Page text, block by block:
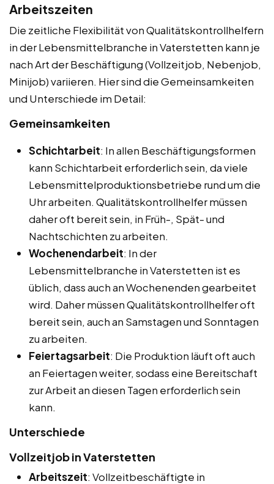
Arbeitszeiten
Die zeitliche Flexibilität von Qualitätskontrollhelfern
in der Lebensmittelbranche in Vaterstetten kann je
nach Art der Beschäftigung (Vollzeitjob, Nebenjob,
Minijob) variieren. Hier sind die Gemeinsamkeiten
und Unterschiede im Detail:
Gemeinsamkeiten
Schichtarbeit: In allen Beschäftigungsformen
kann Schichtarbeit erforderlich sein, da viele
Lebensmittelproduktionsbetriebe rund um die
Uhr arbeiten. Qualitätskontrollhelfer müssen
daher oft bereit sein, in Früh-, Spät- und
Nachtschichten zu arbeiten.
Wochenendarbeit: In der
Lebensmittelbranche in Vaterstetten ist es
üblich, dass auch an Wochenenden gearbeitet
wird. Daher müssen Qualitätskontrollhelfer oft
bereit sein, auch an Samstagen und Sonntagen
zu arbeiten.
Feiertagsarbeit: Die Produktion läuft oft auch
an Feiertagen weiter, sodass eine Bereitschaft
zur Arbeit an diesen Tagen erforderlich sein
kann.
Unterschiede
Vollzeitjob in Vaterstetten
Arbeitszeit: Vollzeitbeschäftigte in